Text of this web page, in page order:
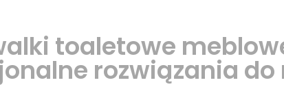
toaletowe
rozwiązania do